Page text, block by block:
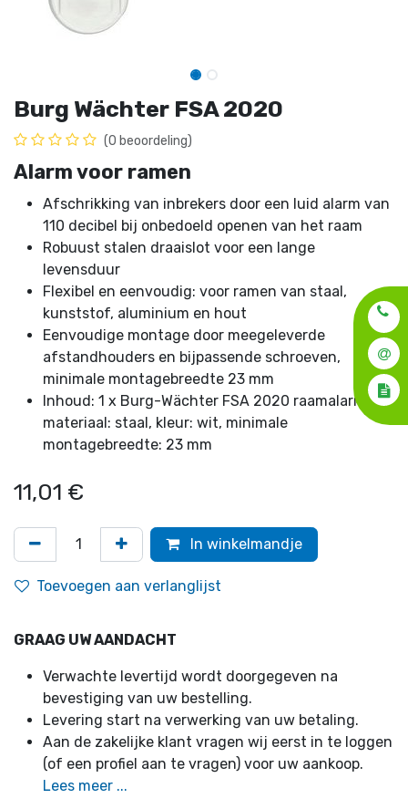
Burg Wächter FSA 2020
(0 beoordeling)
Alarm voor ramen
Afschrikking van inbrekers door een luid alarm van
110 decibel bij onbedoeld openen van het raam
Robuust stalen draaislot voor een lange
levensduur
Flexibel en eenvoudig: voor ramen van staal,
kunststof, aluminium en hout
Eenvoudige montage door meegeleverde
afstandhouders en bijpassende schroeven,
minimale montagebreedte 23 mm
Inhoud: 1 x Burg-Wächter FSA 2020 raamalarm,
materiaal: staal, kleur: wit, minimale
montagebreedte: 23 mm
11,01 €
In winkelmandje
Toevoegen aan verlanglijst
GRAAG UW AANDACHT
Verwachte levertijd wordt doorgegeven na
bevestiging van uw bestelling.
Levering start na verwerking van uw betaling.
Aan de zakelijke klant vragen wij eerst in te loggen
(of een profiel aan te vragen) voor uw aankoop.
Lees meer ...